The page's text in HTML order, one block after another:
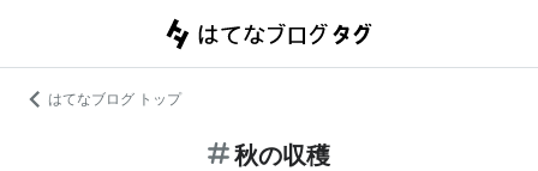
はてなブログ トップ
秋の収穫